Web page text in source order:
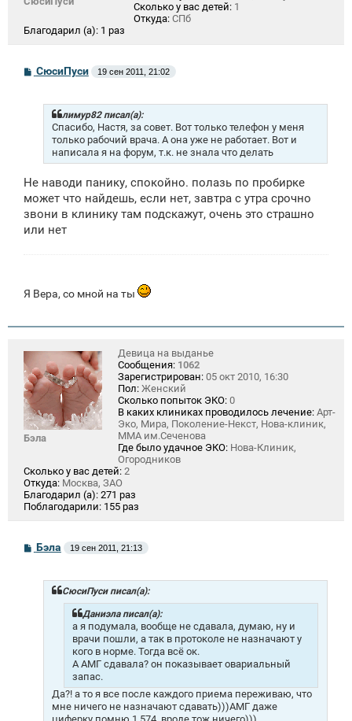
Сколько у вас детей: 1
Откуда: СПб
Благодарил (а): 1 раз
ССюсиПуси 19 сен 2011, 21:02
лимур82 писал(а):
Спасибо, Настя, за совет. Вот только телефон у меня
только рабочий врача. А она уже не работает. Вот и
написала я на форум, т.к. не знала что делать
Не наводи панику, спокойно. полазь по пробирке
может что найдешь, если нет, завтра с утра срочно
звони в клинику там подскажут, очень это страшно
или нет
Я Вера, со мной на ты
Бэла
Девица на выданье
Сообщения: 1062
Зарегистрирован: 05 окт 2010, 16:30
Пол: Женский
Сколько попыток ЭКО: 0
В каких клиниках проводилось лечение: Арт-
Эко, Мира, Поколение-Некст, Нова-клиник,
ММА им.Сеченова
Где было удачное ЭКО: Нова-Клиник,
Огородников
Сколько у вас детей: 2
Откуда: Москва, ЗАО
Благодарил (а): 271 раз
Поблагодарили: 155 раз
СБэла 19 сен 2011, 21:13
СюсиПуси писал(а):
Даниэла писал(а):
а я подумала, вообще не сдавала, думаю, ну и
врачи пошли, а так в протоколе не назначают у
кого в норме. Тогда всё ок.
А АМГ сдавала? он показывает овариальный
запас.
Да?! а то я все после каждого приема переживаю, что
мне ничего не назначают сдавать)))АМГ даже